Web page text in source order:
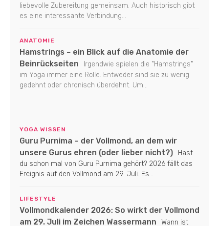
liebevolle Zubereitung gemeinsam. Auch historisch gibt
es eine interessante Verbindung...
ANATOMIE
Hamstrings – ein Blick auf die Anatomie der
Beinrückseiten
Irgendwie spielen die "Hamstrings"
im Yoga immer eine Rolle. Entweder sind sie zu wenig
gedehnt oder chronisch überdehnt. Um...
YOGA WISSEN
Guru Purnima – der Vollmond, an dem wir
unsere Gurus ehren (oder lieber nicht?)
Hast
du schon mal von Guru Purnima gehört? 2026 fällt das
Ereignis auf den Vollmond am 29. Juli. Es...
LIFESTYLE
Vollmondkalender 2026: So wirkt der Vollmond
am 29. Juli im Zeichen Wassermann
Wann ist